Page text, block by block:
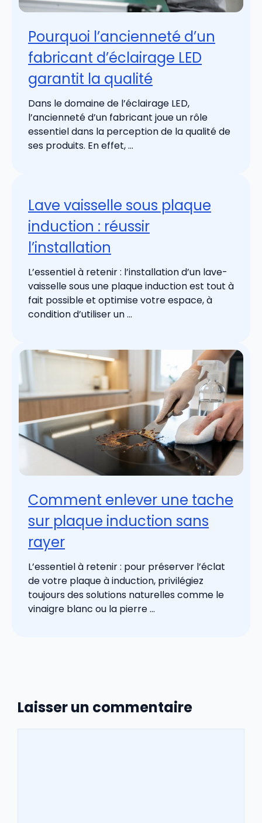
Pourquoi l’ancienneté d’un
fabricant d’éclairage LED
garantit la qualité
Dans le domaine de l’éclairage LED,
l’ancienneté d’un fabricant joue un rôle
essentiel dans la perception de la qualité de
ses produits. En effet, ...
Lave vaisselle sous plaque
induction : réussir
l’installation
L’essentiel à retenir : l’installation d’un lave-
vaisselle sous une plaque induction est tout à
fait possible et optimise votre espace, à
condition d’utiliser un ...
Comment enlever une tache
sur plaque induction sans
rayer
L’essentiel à retenir : pour préserver l’éclat
de votre plaque à induction, privilégiez
toujours des solutions naturelles comme le
vinaigre blanc ou la pierre ...
Laisser un commentaire